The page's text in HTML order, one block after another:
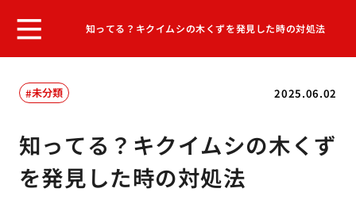
知ってる？キクイムシの木くずを発見した時の対処法
2025.06.02
未分類
知ってる？キクイムシの木くず
を発見した時の対処法